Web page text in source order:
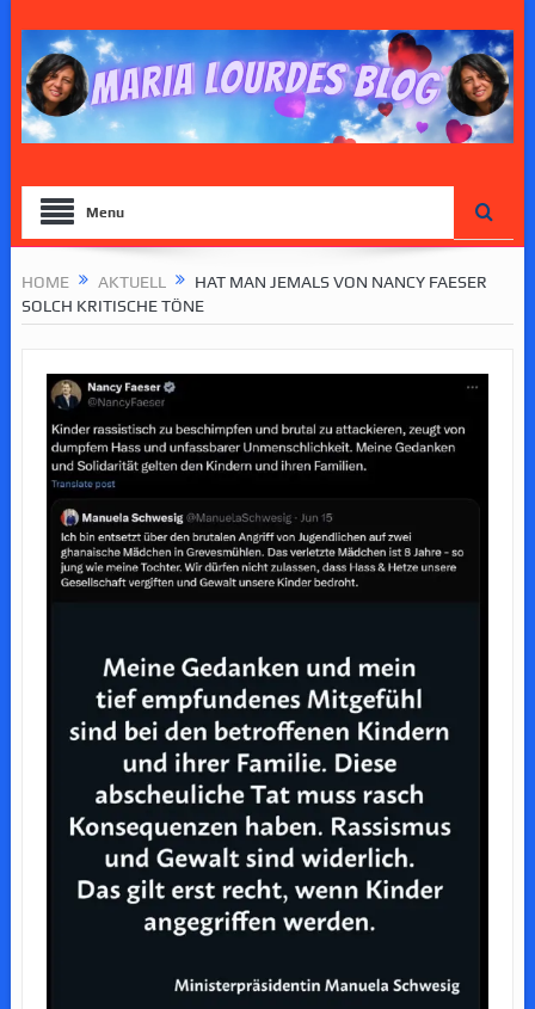
Menu
HOME AKTUELL
HAT MAN JEMALS VON NANCY FAESER
SOLCH KRITISCHE TÖNE